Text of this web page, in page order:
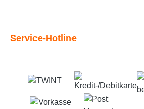
Service-Hotline